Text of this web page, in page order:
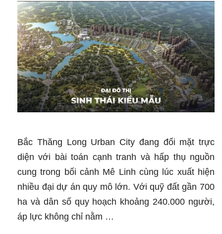
Noi
Bắc Thăng Long Urban City đang đối mặt trực
diện với bài toán cạnh tranh và hấp thụ nguồn
cung trong bối cảnh Mê Linh cùng lúc xuất hiện
nhiều đại dự án quy mô lớn. Với quỹ đất gần 700
ha và dân số quy hoạch khoảng 240.000 người,
áp lực không chỉ nằm …